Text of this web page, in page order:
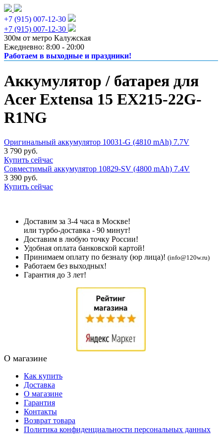
+7 (915) 007-12-30
+7 (915) 007-12-30
300м от метро Калужская
Ежедневно: 8:00 - 20:00
Работаем в выходные и праздники!
Аккумулятор / батарея для
Acer Extensa 15 EX215-22G-
R1NG
Оригинальный аккумулятор 10031-G (4810 mAh) 7.7V
3 790 руб.
Купить сейчас
Совместимый аккумулятор 10829-SV (4800 mAh) 7.4V
3 390 руб.
Купить сейчас
Доставим за 3-4 часа в Москве!
или турбо-доставка - 90 минут!
Доставим в любую точку России!
Удобная оплата банковской картой!
Принимаем оплату по безналу (юр лица)! (info@120w.ru)
Работаем без выходных!
Гарантия до 3 лет!
О магазине
Как купить
Доставка
О магазине
Гарантия
Контакты
Возврат товара
Политика конфиденциальности персональных данных